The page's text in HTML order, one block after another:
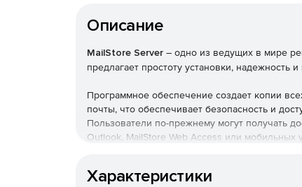
Описание
MailStore Server – одно из ведущих в мире
предлагает простоту установки, надежность
Программное обеспечение создает копии
почты, что обеспечивает безопасность и
Пользователи по-прежнему могут получать
Outlook, MailStore Web Access или мобильных
Преимущества для компании
Характеристики